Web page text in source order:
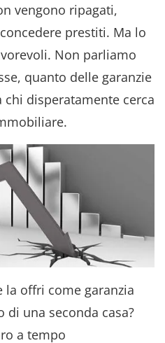
vengono ripagati,
prestiti. Ma lo
Non parliamo
quanto delle garanzie
disperatamente cerca
la offri come garanzia
di una seconda casa?
a tempo